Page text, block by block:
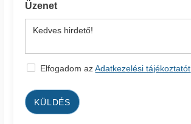
Üzenet
Elfogadom azAdatkezelési tájékoztatót
KÜLDÉS